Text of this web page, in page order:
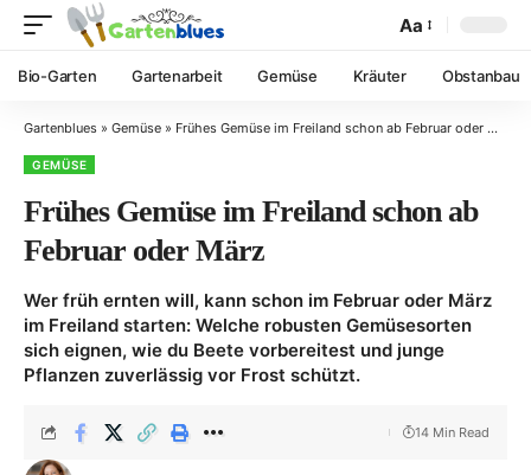
Aa
Bio-Garten Gartenarbeit Gemüse Kräuter Obstanbau
Gartenblues » Gemüse » Frühes Gemüse im Freiland schon ab Februar oder März
GEMÜSE
Frühes Gemüse im Freiland schon ab
Februar oder März
Wer früh ernten will, kann schon im Februar oder März
im Freiland starten: Welche robusten Gemüsesorten
sich eignen, wie du Beete vorbereitest und junge
Pflanzen zuverlässig vor Frost schützt.
14 Min Read